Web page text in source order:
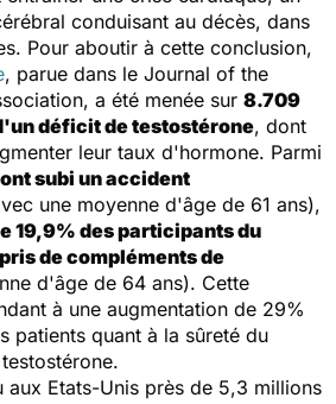
conduisant au décès, dans
Pour aboutir à cette conclusion,
, parue dans le Journal of the
, a été menée sur 8.709
déficit de testostérone, dont
leur taux d'hormone. Parmi
subi un accident
une moyenne d'âge de 61 ans),
19,9% des participants du
de compléments de
d'âge de 64 ans). Cette
à une augmentation de 29%
patients quant à la sûreté du
aux Etats-Unis près de 5,3 millions